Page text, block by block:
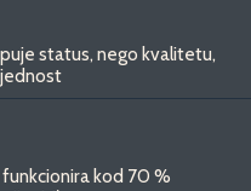
status, nego kvalitetu,
kod 70 %